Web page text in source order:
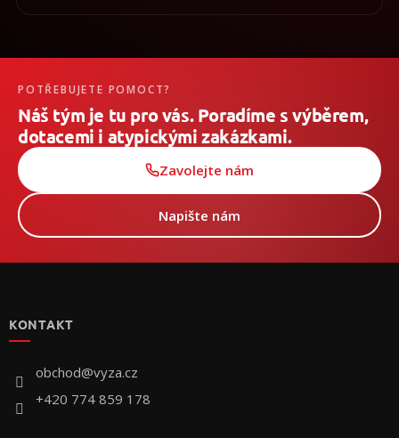
POTŘEBUJETE POMOCT?
Náš tým je tu pro vás. Poradíme s výběrem,
dotacemi i atypickými zakázkami.
Zavolejte nám
Napište nám
KONTAKT
obchod@vyza.cz
+420 774 859 178